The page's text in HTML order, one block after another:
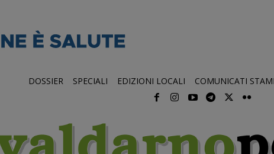
DOSSIER SPECIALI EDIZIONI LOCALI COMUNICATI